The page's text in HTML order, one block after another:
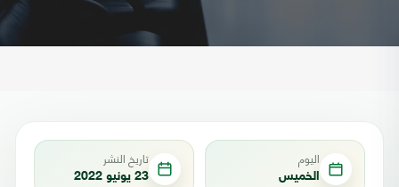
اليوم
الخميس
تاريخ النشر
23 يونيو 2022